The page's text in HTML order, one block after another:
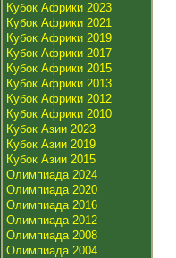
Кубок Африки 2023
Кубок Африки 2021
Кубок Африки 2019
Кубок Африки 2017
Кубок Африки 2015
Кубок Африки 2013
Кубок Африки 2012
Кубок Африки 2010
Кубок Азии 2023
Кубок Азии 2019
Кубок Азии 2015
Олимпиада 2024
Олимпиада 2020
Олимпиада 2016
Олимпиада 2012
Олимпиада 2008
Олимпиада 2004